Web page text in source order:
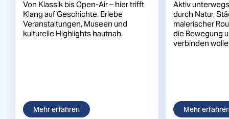
Von Klassik bis Open-Air – hier trifft
Klang auf Geschichte. Erlebe
Veranstaltungen, Museen und
kulturelle Highlights hautnah.
Mehr erfahren
Aktiv
durch Natur,
malerischer
die Bewegung
verbinden
Mehr